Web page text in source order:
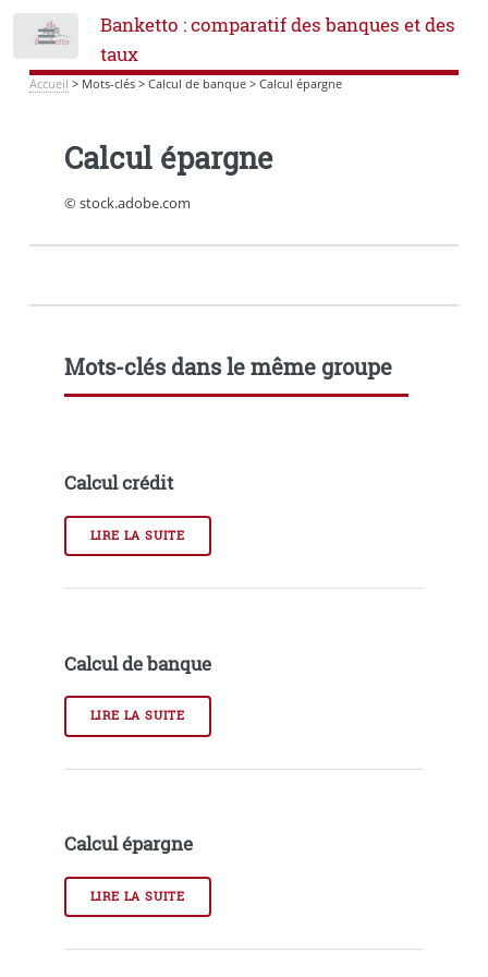
Banketto : comparatif des banques et des
taux
Accueil > Mots-clés> Calcul de banque> Calcul épargne
Calcul épargne
© stock.adobe.com
Mots-clés dans le même groupe
Calcul crédit
LIRE LA SUITE
Calcul de banque
LIRE LA SUITE
Calcul épargne
LIRE LA SUITE